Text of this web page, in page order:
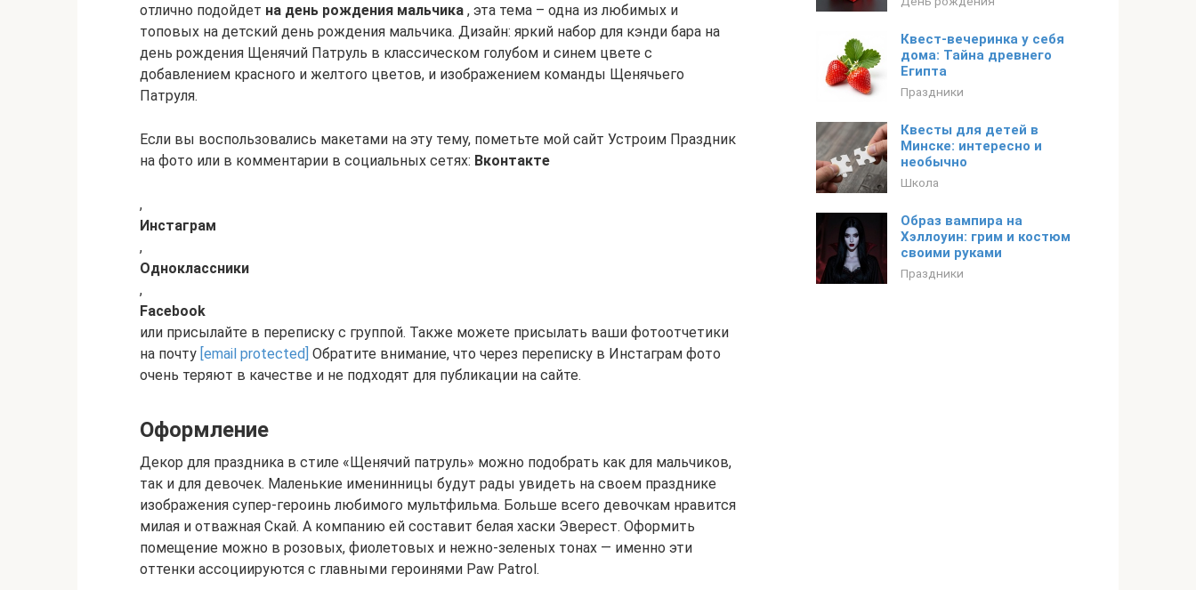
отлично подойдет на день рождения мальчика , эта тема – одна из любимых и
топовых на детский день рождения мальчика. Дизайн: яркий набор для кэнди бара на
день рождения Щенячий Патруль в классическом голубом и синем цвете с
добавлением красного и желтого цветов, и изображением команды Щенячьего
Патруля.
Если вы воспользовались макетами на эту тему, пометьте мой сайт Устроим Праздник
на фото или в комментарии в социальных сетях: Вконтакте
,
Инстаграм
,
Одноклассники
,
Facebook
или присылайте в переписку с группой. Также можете присылать ваши фотоотчетики
на почту [email protected] Обратите внимание, что через переписку в Инстаграм фото
очень теряют в качестве и не подходят для публикации на сайте.
Оформление
Декор для праздника в стиле «Щенячий патруль» можно подобрать как для мальчиков,
так и для девочек. Маленькие именинницы будут рады увидеть на своем празднике
изображения супер-героинь любимого мультфильма. Больше всего девочкам нравится
милая и отважная Скай. А компанию ей составит белая хаски Эверест. Оформить
помещение можно в розовых, фиолетовых и нежно-зеленых тонах — именно эти
оттенки ассоциируются с главными героинями Paw Patrol.
Квест-вечеринка у себя
дома: Тайна древнего
Египта
Праздники
Квесты для детей в
Минске: интересно и
необычно
Школа
Образ вампира на
Хэллоуин: грим и костюм
своими руками
Праздники